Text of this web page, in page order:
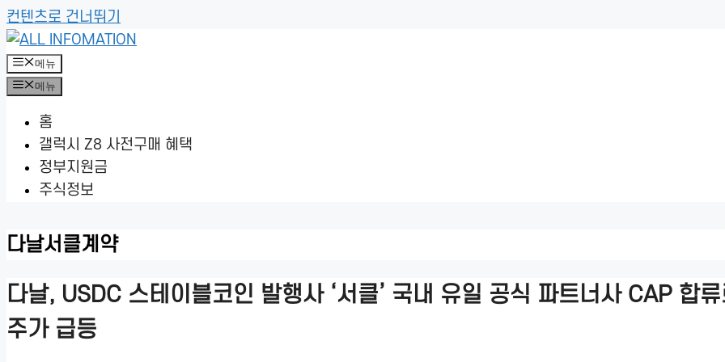
컨텐츠로 건너뛰기
메뉴
메뉴
홈
갤럭시 Z8 사전구매 혜택
정부지원금
주식정보
다날서클계약
다날, USDC 스테이블코인 발행사 ‘서클’ 국내 유일 공식 파트너사 CAP 합
주가 급등